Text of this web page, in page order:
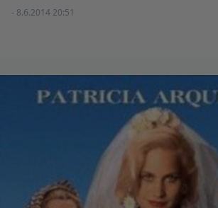
- 8.6.2014 20:51